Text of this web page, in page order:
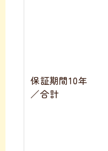
保証期間10年
／合計